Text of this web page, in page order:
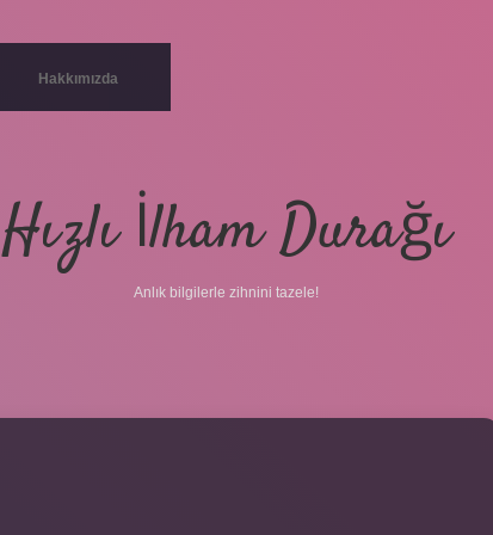
Hakkımızda
Hızlı İlham Durağı
Anlık bilgilerle zihnini tazele!